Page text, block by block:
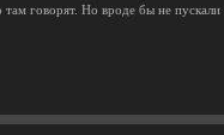
говорят. Но вроде бы не пускали